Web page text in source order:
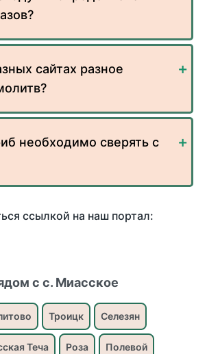
сайтах разное
необходимо сверять с
ссылкой на наш портал:
с с. Миасское
Троицк Селезян
Теча Роза Полевой